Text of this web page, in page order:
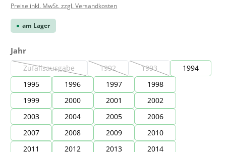
Preise inkl. MwSt. zzgl. Versandkosten
am Lager
Jahrauswählen
Zufallsausgabe
(Diese Option ist zurzeit nicht verfügbar.)
1992
(Diese Option ist zurzeit nicht verfügbar.)
1993
(Diese Option ist zurzeit
1994
1995
1996 1997
1998
1999
2000 2001
2002
2003
2004 2005
2006
2007
2008 2009
2010
2011
2012 2013
2014